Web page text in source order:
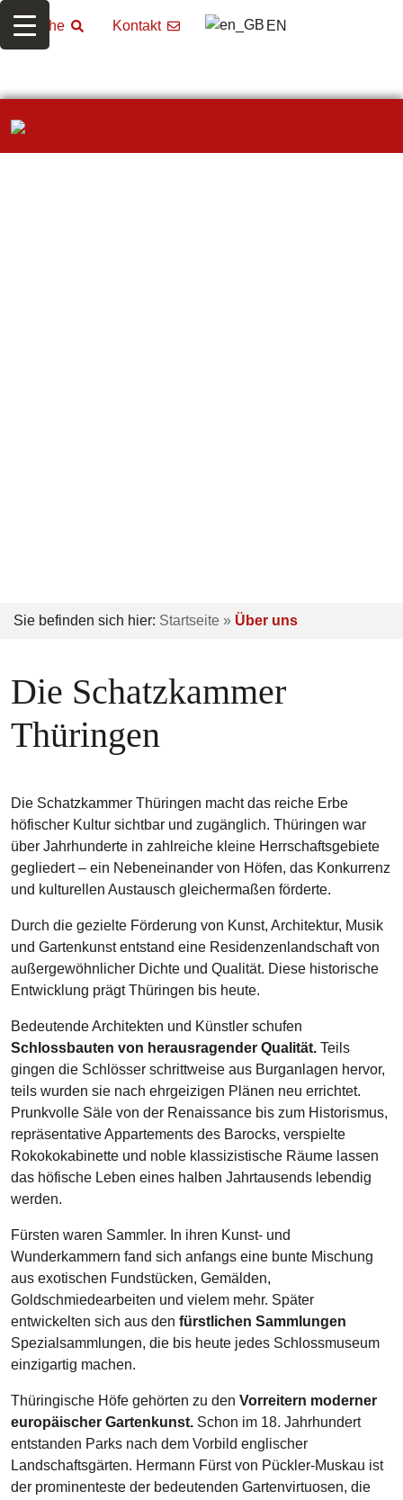
Suche Kontakt EN
Sie befinden sich hier: Startseite Über uns
Die Schatzkammer
Thüringen
Die Schatzkammer Thüringen macht das reiche Erbe
höfischer Kultur sichtbar und zugänglich. Thüringen war
über Jahrhunderte in zahlreiche kleine Herrschaftsgebiete
gegliedert – ein Nebeneinander von Höfen, das Konkurrenz
und kulturellen Austausch gleichermaßen förderte.
Durch die gezielte Förderung von Kunst, Architektur, Musik
und Gartenkunst entstand eine Residenzenlandschaft von
außergewöhnlicher Dichte und Qualität. Diese historische
Entwicklung prägt Thüringen bis heute.
Bedeutende Architekten und Künstler schufen
Schlossbauten von herausragender Qualität. Teils
gingen die Schlösser schrittweise aus Burganlagen hervor,
teils wurden sie nach ehrgeizigen Plänen neu errichtet.
Prunkvolle Säle von der Renaissance bis zum Historismus,
repräsentative Appartements des Barocks, verspielte
Rokokokabinette und noble klassizistische Räume lassen
das höfische Leben eines halben Jahrtausends lebendig
werden.
Fürsten waren Sammler. In ihren Kunst- und
Wunderkammern fand sich anfangs eine bunte Mischung
aus exotischen Fundstücken, Gemälden,
Goldschmiedearbeiten und vielem mehr. Später
entwickelten sich aus den fürstlichen Sammlungen
Spezialsammlungen, die bis heute jedes Schlossmuseum
einzigartig machen.
Thüringische Höfe gehörten zu den Vorreitern moderner
europäischer Gartenkunst. Schon im 18. Jahrhundert
entstanden Parks nach dem Vorbild englischer
Landschaftsgärten. Hermann Fürst von Pückler-Muskau ist
der prominenteste der bedeutenden Gartenvirtuosen, die